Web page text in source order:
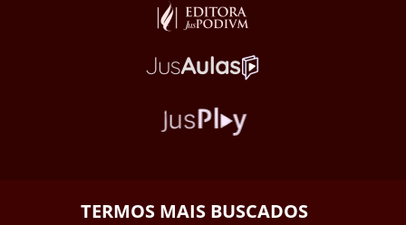
TERMOS MAIS BUSCADOS